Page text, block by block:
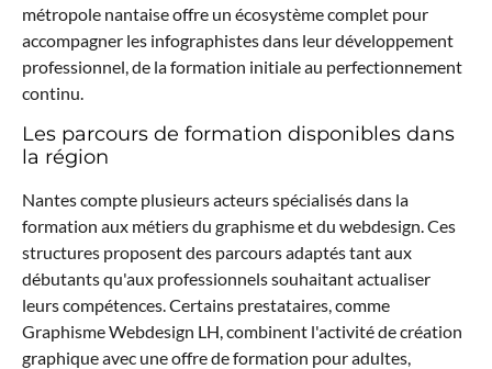
métropole nantaise offre un écosystème complet pour
accompagner les infographistes dans leur développement
professionnel, de la formation initiale au perfectionnement
continu.
Les parcours de formation disponibles dans
la région
Nantes compte plusieurs acteurs spécialisés dans la
formation aux métiers du graphisme et du webdesign. Ces
structures proposent des parcours adaptés tant aux
débutants qu'aux professionnels souhaitant actualiser
leurs compétences. Certains prestataires, comme
Graphisme Webdesign LH, combinent l'activité de création
graphique avec une offre de formation pour adultes,